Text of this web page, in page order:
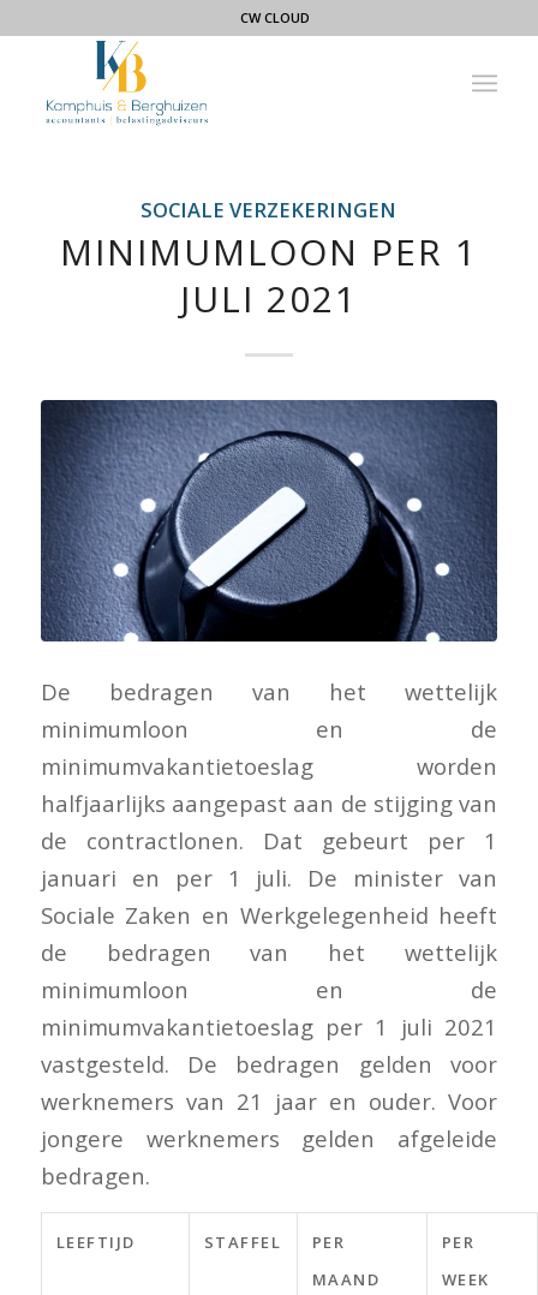
CW CLOUD
SOCIALE VERZEKERINGEN
MINIMUMLOON PER 1
JULI 2021
De bedragen van het wettelijk
minimumloon en de
minimumvakantietoeslag worden
halfjaarlijks aangepast aan de stijging van
de contractlonen. Dat gebeurt per 1
januari en per 1 juli. De minister van
Sociale Zaken en Werkgelegenheid heeft
de bedragen van het wettelijk
minimumloon en de
minimumvakantietoeslag per 1 juli 2021
vastgesteld. De bedragen gelden voor
werknemers van 21 jaar en ouder. Voor
jongere werknemers gelden afgeleide
bedragen.
LEEFTIJD STAFFEL
PER
MAAND
PER
WEEK